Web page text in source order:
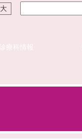
大
診療科情報